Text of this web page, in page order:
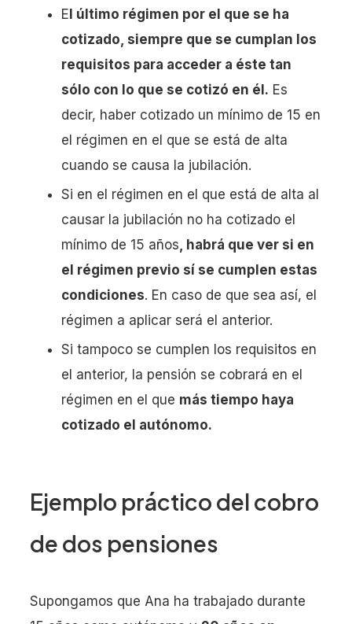
El último régimen por el que se ha
cotizado, siempre que se cumplan los
requisitos para acceder a éste tan
sólo con lo que se cotizó en él. Es
decir, haber cotizado un mínimo de 15 en
el régimen en el que se está de alta
cuando se causa la jubilación.
Si en el régimen en el que está de alta al
causar la jubilación no ha cotizado el
mínimo de 15 años , habrá que ver si en
el régimen previo sí se cumplen estas
condiciones. En caso de que sea así, el
régimen a aplicar será el anterior.
Si tampoco se cumplen los requisitos en
el anterior, la pensión se cobrará en el
régimen en el que más tiempo haya
cotizado el autónomo.
Ejemplo práctico del cobro
de dos pensiones
Supongamos que Ana ha trabajado durante